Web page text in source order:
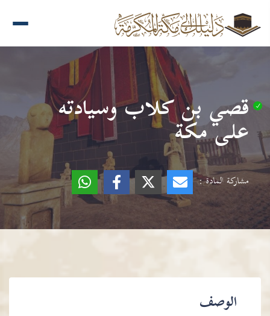
قصي بن كلاب وسيادته
على مكة
مشاركة المادة :
الوصف